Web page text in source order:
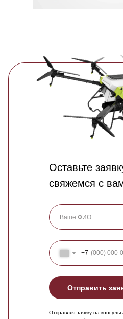
+7
Отправить
Оставьте
свяжемся с
Отправляя заявку на